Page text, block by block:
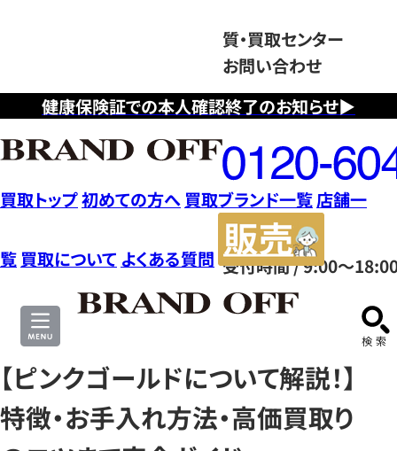
健康保険証での本人確認終了のお知らせ▶
質・買取センター
お問い合わせ
フ
リ
ー
ダ
イ
ヤ
ル
0120604117
受付時間 / 9:00～
買取トップ初めての方へ 買取ブランド一覧店舗一
覧 買取について よくある質問
サ
【ピンクゴールドについて解説！】
特徴・お手入れ方法・高価買取り